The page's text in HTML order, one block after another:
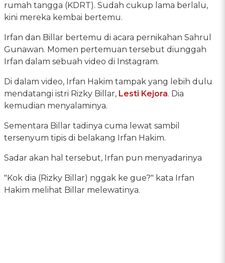
rumah tangga (KDRT). Sudah cukup lama berlalu,
kini mereka kembai bertemu.
Irfan dan Billar bertemu di acara pernikahan Sahrul
Gunawan. Momen pertemuan tersebut diunggah
Irfan dalam sebuah video di Instagram.
Di dalam video, Irfan Hakim tampak yang lebih dulu
mendatangi istri Rizky Billar, Lesti Kejora. Dia
kemudian menyalaminya.
Sementara Billar tadinya cuma lewat sambil
tersenyum tipis di belakang Irfan Hakim.
Sadar akan hal tersebut, Irfan pun menyadarinya
"Kok dia (Rizky Billar) nggak ke gue?" kata Irfan
Hakim melihat Billar melewatinya.